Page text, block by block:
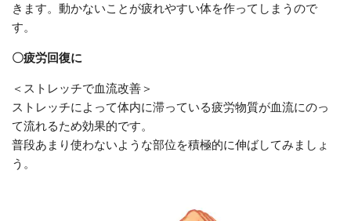
きます。動かないことが疲れやすい体を作ってしまうので
す。
〇疲労回復に
＜ストレッチで血流改善＞
ストレッチによって体内に滞っている疲労物質が血流にのっ
て流れるため効果的です。
普段あまり使わないような部位を積極的に伸ばしてみましょ
う。